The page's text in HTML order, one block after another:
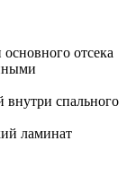
отсека
внутри спального
ламинат